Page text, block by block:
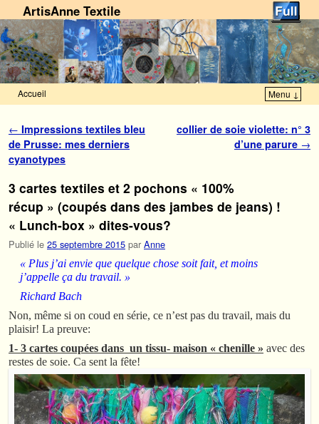
ArtisAnne Textile
Accueil Menu ↓
Navigation des articles
← Impressions textiles bleu
de Prusse: mes derniers
cyanotypes
collier de soie violette: n° 3
d’une parure →
3 cartes textiles et 2 pochons « 100%
récup » (coupés dans des jambes de jeans) !
« Lunch-box » dites-vous?
Publié le 25 septembre 2015 par Anne
« Plus j’ai envie que quelque chose soit fait, et moins
j’appelle ça du travail. »
Richard Bach
Non, même si on coud en série, ce n’est pas du travail, mais du
plaisir! La preuve:
1- 3 cartes coupées dans un tissu- maison « chenille » avec des
restes de soie. Ca sent la fête!